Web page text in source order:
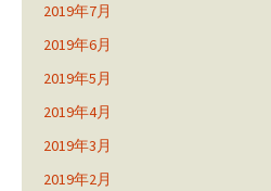
2019年7月
2019年6月
2019年5月
2019年4月
2019年3月
2019年2月